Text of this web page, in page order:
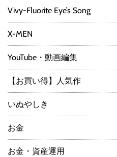
Vivy-Fluorite Eye’s Song
X-MEN
YouTube・動画編集
【お買い得】人気作
いぬやしき
お金
お金・資産運用